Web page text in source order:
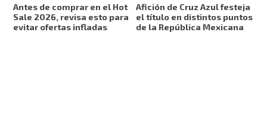
Antes de comprar en el Hot
Sale 2026, revisa esto para
evitar ofertas infladas
Afición de Cruz Azul festeja
el título en distintos puntos
de la República Mexicana